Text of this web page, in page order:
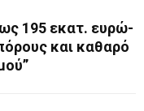
195 εκατ. ευρώ-
και καθαρό